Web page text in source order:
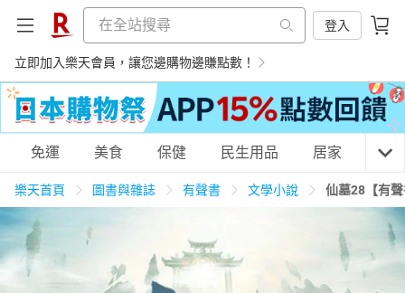
登入
立即加入樂天會員，讓您邊購物邊賺點數！
購物網分類
天天免運 民生用品
免運 美食 保健 民生用品 居家 3C
樂天首頁 圖書與雜誌 有聲書 文學小說 仙墓28【有